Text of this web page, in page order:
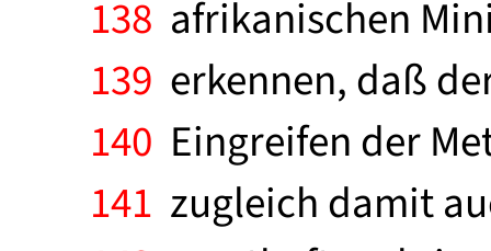
138 afrikanischen
139 erkennen, daß
140 Eingreifen der
141 zugleich damit